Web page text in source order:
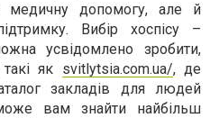
медичну допомогу, але й
Вибір хоспісу –
усвідомлено зробити,
як svitlytsia.com.ua/, де
закладів для людей
вам знайти найбільш